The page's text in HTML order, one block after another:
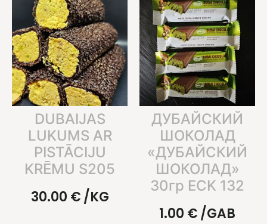
DUBAIJAS
LUKUMS AR
PISTĀCIJU
KRĒMU S205
30.00 €/KG
ДУБАЙСКИЙ
ШОКОЛАД
«ДУБАЙСКИЙ
ШОКОЛАД»
30гр ECK 132
1.00 €/GAB